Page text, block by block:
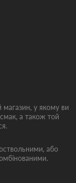
у якому ви
а також той
або